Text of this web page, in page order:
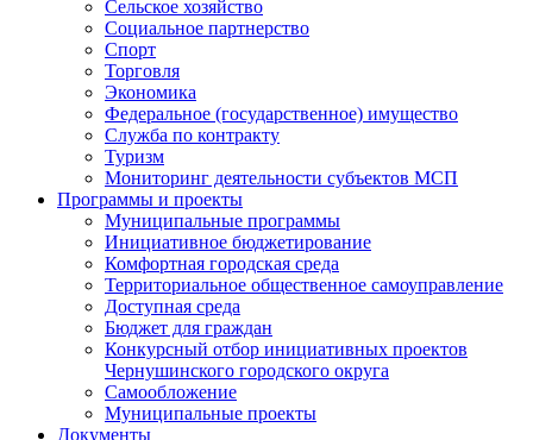
Сельское хозяйство
Социальное партнерство
Спорт
Торговля
Экономика
Федеральное (государственное) имущество
Служба по контракту
Туризм
Мониторинг деятельности субъектов МСП
Программы и проекты
Муниципальные программы
Инициативное бюджетирование
Комфортная городская среда
Территориальное общественное самоуправление
Доступная среда
Бюджет для граждан
Конкурсный отбор инициативных проектов
Чернушинского городского округа
Самообложение
Муниципальные проекты
Документы